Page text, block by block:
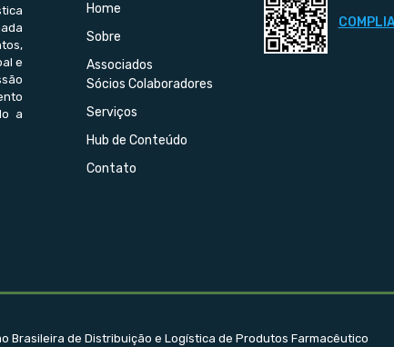
e
a
Home
Sobre
Associados
Sócios Colaboradores
Serviços
Hub de Conteúdo
Contato
Brasileira de Distribuição e Logística de Produtos Farmacêutico